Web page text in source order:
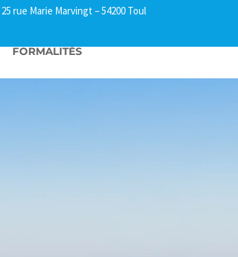
25 rue Marie Marvingt – 54200 Toul
FORMALITÉS